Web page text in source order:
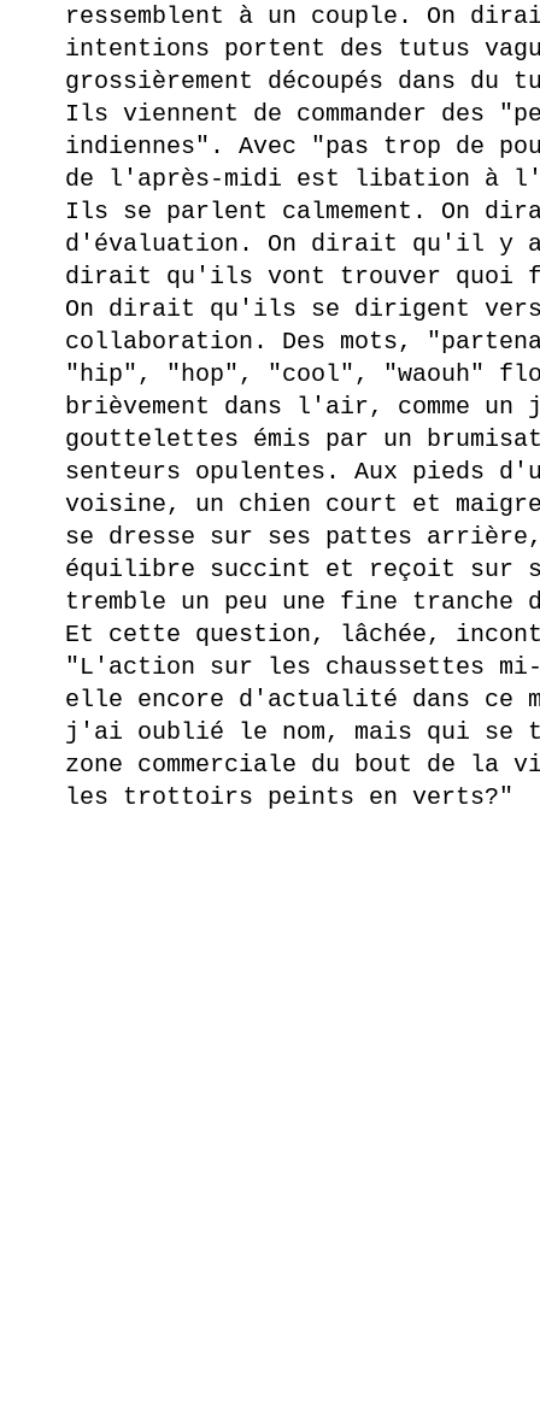
ressemblent à un couple. On
intentions portent des tutus
grossièrement découpés dans du
Ils viennent de commander des
indiennes". Avec "pas trop de
de l'après-midi est libation à
Ils se parlent calmement. On
d'évaluation. On dirait qu'il y a
dirait qu'ils vont trouver quoi
On dirait qu'ils se dirigent vers
collaboration. Des mots,
"hip", "hop", "cool", "waouh"
brièvement dans l'air, comme un
gouttelettes émis par un
senteurs opulentes. Aux pieds
voisine, un chien court et
se dresse sur ses pattes
équilibre succint et reçoit sur
tremble un peu une fine tranche
Et cette question, lâchée,
"L'action sur les chaussettes
elle encore d'actualité dans ce
j'ai oublié le nom, mais qui se
zone commerciale du bout de
les trottoirs peints en verts?"